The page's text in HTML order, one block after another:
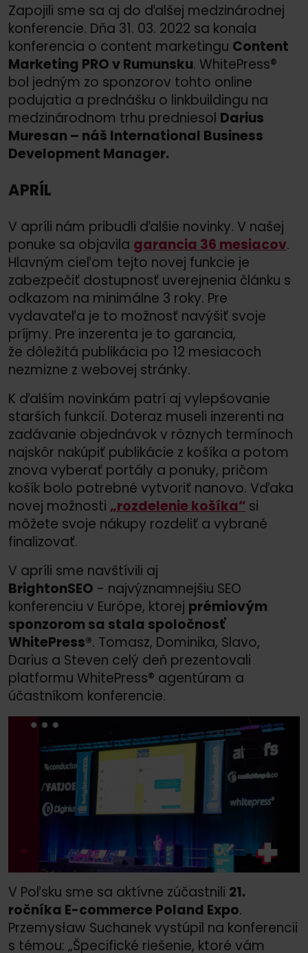
Zapojili sme sa aj do ďalšej medzinárodnej
konferencie. Dňa 31. 03. 2022 sa konala
konferencia o content marketingu Content
Marketing PRO v Rumunsku. WhitePress®
bol jedným zo sponzorov tohto online
podujatia a prednášku o linkbuildingu na
medzinárodnom trhu predniesol Darius
Muresan – náš International Business
Development Manager.
APRÍL
V apríli nám pribudli ďalšie novinky. V našej
ponuke sa objavila garancia 36 mesiacov.
Hlavným cieľom tejto novej funkcie je
zabezpečiť dostupnosť uverejnenia článku s
odkazom na minimálne 3 roky. Pre
vydavateľa je to možnosť navýšiť svoje
príjmy. Pre inzerenta je to garancia,
že dôležitá publikácia po 12 mesiacoch
nezmizne z webovej stránky.
K ďalším novinkám patrí aj vylepšovanie
starších funkcií. Doteraz museli inzerenti na
zadávanie objednávok v rôznych termínoch
najskôr nakúpiť publikácie z košíka a potom
znova vyberať portály a ponuky, pričom
košík bolo potrebné vytvoriť nanovo. Vďaka
novej možnosti „rozdelenie košíka“ si
môžete svoje nákupy rozdeliť a vybrané
finalizovať.
V apríli sme navštívili aj
BrightonSEO - najvýznamnejšiu SEO
konferenciu v Európe, ktorej prémiovým
sponzorom sa stala spoločnosť
WhitePress®. Tomasz, Dominika, Slavo,
Darius a Steven celý deň prezentovali
platformu WhitePress® agentúram a
účastníkom konferencie.
V Poľsku sme sa aktívne zúčastnili 21.
ročníka E-commerce Poland Expo.
Przemysław Suchanek vystúpil na konferencii
s témou: „Špecifické riešenie, ktoré vám